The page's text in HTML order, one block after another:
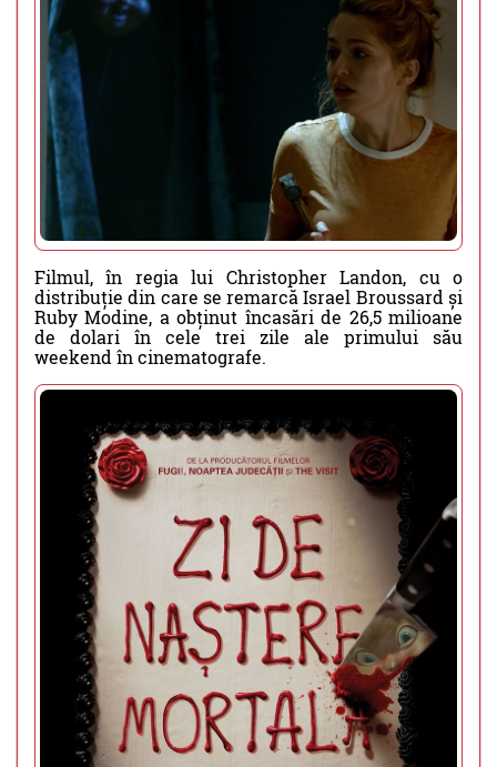
Filmul, în regia lui Christopher Landon, cu o
distribuție din care se remarcă Israel Broussard și
Ruby Modine, a obținut încasări de 26,5 milioane
de dolari în cele trei zile ale primului său
weekend în cinematografe.